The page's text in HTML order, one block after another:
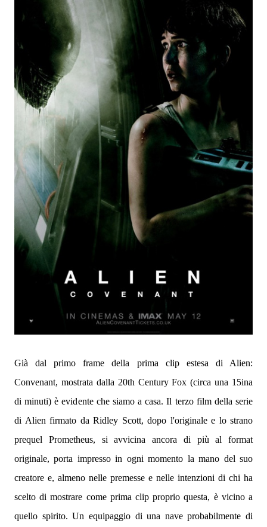
Già dal primo frame della prima clip estesa di Alien:
Convenant, mostrata dalla 20th Century Fox (circa una 15ina
di minuti) è evidente che siamo a casa. Il terzo film della serie
di Alien firmato da Ridley Scott, dopo l'originale e lo strano
prequel Prometheus, si avvicina ancora di più al format
originale, porta impresso in ogni momento la mano del suo
creatore e, almeno nelle premesse e nelle intenzioni di chi ha
scelto di mostrare come prima clip proprio questa, è vicino a
quello spirito. Un equipaggio di una nave probabilmente di